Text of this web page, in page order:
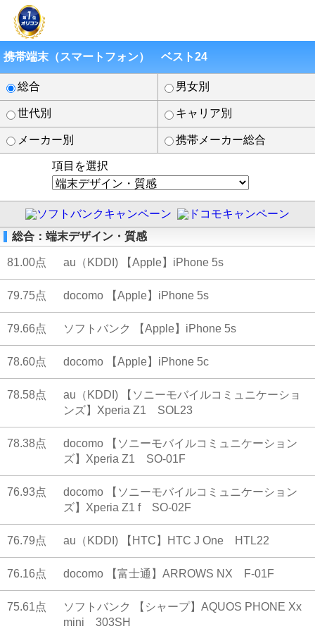
携帯端末（スマートフォン） ベスト24
総合 男女別
世代別 キャリア別
メーカー別 携帯メーカー総合
項目を選択
総合：端末デザイン・質感
81.00点 au（KDDI) 【Apple】iPhone 5s
79.75点 docomo 【Apple】iPhone 5s
79.66点 ソフトバンク 【Apple】iPhone 5s
78.60点 docomo 【Apple】iPhone 5c
78.58点
au（KDDI) 【ソニーモバイルコミュニケーショ
ンズ】Xperia Z1 SOL23
78.38点
docomo 【ソニーモバイルコミュニケーション
ズ】Xperia Z1 SO-01F
76.93点
docomo 【ソニーモバイルコミュニケーション
ズ】Xperia Z1 f SO-02F
76.79点 au（KDDI) 【HTC】HTC J One HTL22
76.16点 docomo 【富士通】ARROWS NX F-01F
75.61点
ソフトバンク 【シャープ】AQUOS PHONE Xx
mini 303SH